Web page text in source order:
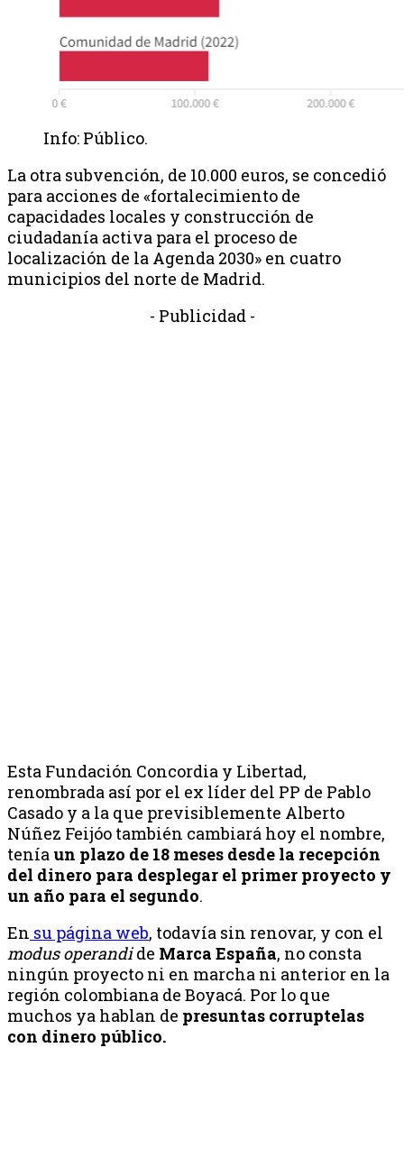
Info: Público.
La otra subvención, de 10.000 euros, se concedió
para acciones de «fortalecimiento de
capacidades locales y construcción de
ciudadanía activa para el proceso de
localización de la Agenda 2030» en cuatro
municipios del norte de Madrid.
- Publicidad -
Esta Fundación Concordia y Libertad,
renombrada así por el ex líder del PP de Pablo
Casado y a la que previsiblemente Alberto
Núñez Feijóo también cambiará hoy el nombre,
tenía un plazo de 18 meses desde la recepción
del dinero para desplegar el primer proyecto y
un año para el segundo.
En su página web, todavía sin renovar, y con el
modus operandide Marca España, no consta
ningún proyecto ni en marcha ni anterior en la
región colombiana de Boyacá. Por lo que
muchos ya hablan de presuntas corruptelas
con dinero público.